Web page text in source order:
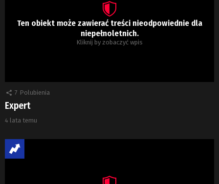
Ten obiekt może zawierać treści nieodpowiednie dla
niepełnoletnich.
Kliknij by zobaczyć wpis
7 Polubienia
Expert
4 lata temu